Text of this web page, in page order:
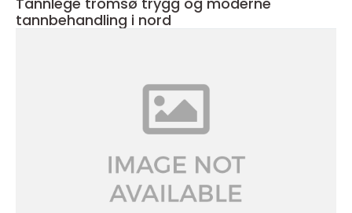
tannbehandling i nord